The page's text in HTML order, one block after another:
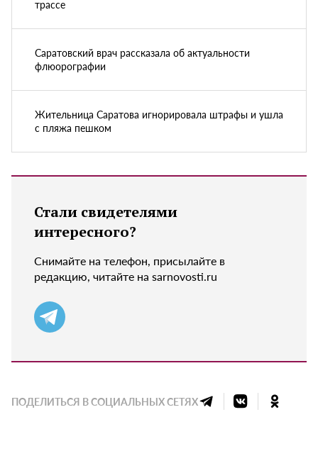
трассе
Саратовский врач рассказала об актуальности
флюорографии
Жительница Саратова игнорировала штрафы и ушла
с пляжа пешком
Стали свидетелями
интересного?
Снимайте на телефон, присылайте в
редакцию, читайте на sarnovosti.ru
ПОДЕЛИТЬСЯ В СОЦИАЛЬНЫХ СЕТЯХ